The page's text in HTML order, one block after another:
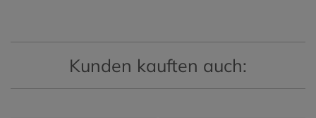
Kunden kauften auch: